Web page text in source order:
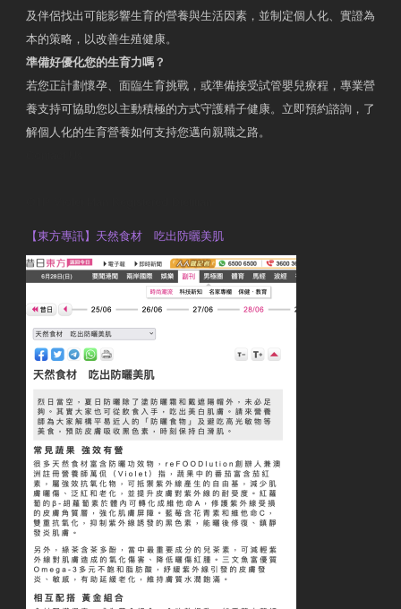
及伴侶找出可能影響生育的營養與生活因素，並制定個人化、實證為
本的策略，以改善生殖健康。
準備好優化您的生育力嗎？
若您正計劃懷孕、面臨生育挑戰，或準備接受試管嬰兒療程，專業營
養支持可協助您以主動積極的方式守護精子健康。立即預約諮詢，了
解個人化的生育營養如何支持您邁向親職之路。
【東方專訊】天然食材 吃出防曬美肌